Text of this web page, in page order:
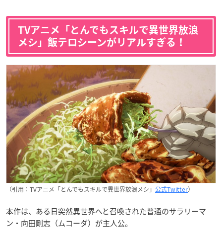
TVアニメ「とんでもスキルで異世界放浪
メシ」飯テロシーンがリアルすぎる！
（引用：TVアニメ「とんでもスキルで異世界放浪メシ」 公式Twitter）
本作は、ある日突然異世界へと召喚された普通のサラリーマ
ン・向田剛志（ムコーダ）が主人公。